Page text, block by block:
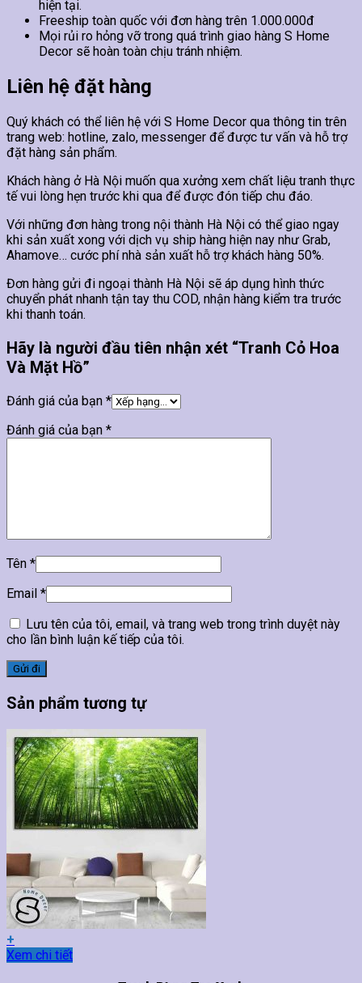
hiện tại.
Freeship toàn quốc với đơn hàng trên 1.000.000đ
Mọi rủi ro hỏng vỡ trong quá trình giao hàng S Home
Decor sẽ hoàn toàn chịu tránh nhiệm.
Liên hệ đặt hàng
Quý khách có thể liên hệ với S Home Decor qua thông tin trên
trang web: hotline, zalo, messenger để được tư vấn và hỗ trợ
đặt hàng sản phẩm.
Khách hàng ở Hà Nội muốn qua xưởng xem chất liệu tranh thực
tế vui lòng hẹn trước khi qua để được đón tiếp chu đáo.
Với những đơn hàng trong nội thành Hà Nội có thể giao ngay
khi sản xuất xong với dịch vụ ship hàng hiện nay như Grab,
Ahamove… cước phí nhà sản xuất hỗ trợ khách hàng 50%.
Đơn hàng gửi đi ngoại thành Hà Nội sẽ áp dụng hình thức
chuyển phát nhanh tận tay thu COD, nhận hàng kiểm tra trước
khi thanh toán.
Hãy là người đầu tiên nhận xét “Tranh Cỏ Hoa
Và Mặt Hồ”
Đánh giá của bạn *
Đánh giá của bạn *
Tên *
Email *
Lưu tên của tôi, email, và trang web trong trình duyệt này
cho lần bình luận kế tiếp của tôi.
Sản phẩm tương tự
+
Sản
Xem chi tiết